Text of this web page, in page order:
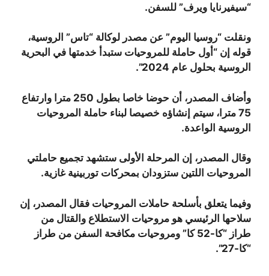
“سيفيرنايا ويرف” للسفن.
ونقلت “روسيا اليوم” عن مصدر لوكالة “تاس” الروسية،
قوله إن “أول حاملة للمروحيات ستبدأ خدمتها في البحرية
الروسية بحلول عام 2024”.
وأضاف المصدر، أن حوضا خاصا بطول 250 مترا وارتفاع
75 مترا، سيتم إنشاؤه خصيصا لبناء حاملة المروحيات
الروسية الواعدة.
وقال المصدر، إن المرحلة الأولى ستشهد تجميع حاملتي
المروحيات اللتين ستزودان بمحركات توربينية غازية.
وفيما يتعلق بأسلحة حاملات المروحيات فقال المصدر، إن
سلاحها الرئيسي هو مروحيات الاستطلاع والقتال من
طراز “كا-52 كا” ومروحيات مكافحة السفن من طراز
“كا-27”.